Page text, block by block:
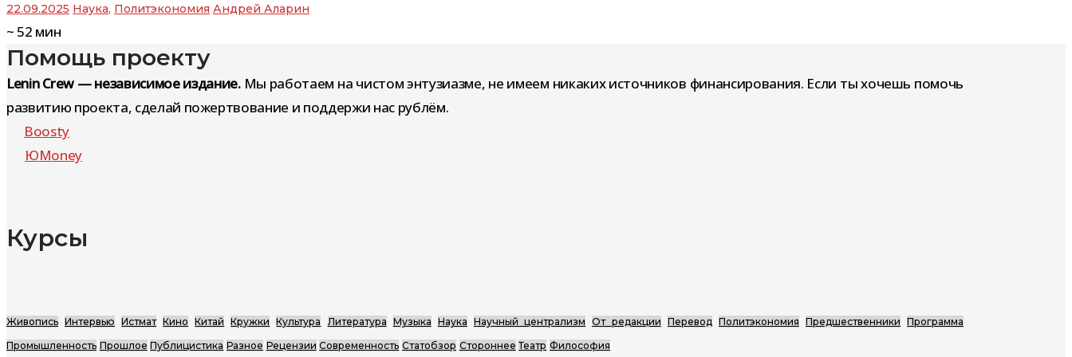
22.09.2025 Наука, Политэкономия Андрей Аларин
~ 52 мин
Помощь проекту
Lenin Crew — независимое издание.Мы работаем на чистом энтузиазме, не имеем никаких источников финансирования. Если ты хочешь помочь
развитию проекта, сделай пожертвование и поддержи нас рублём.
Boosty
ЮMoney
Курсы
Живопись Интервью Истмат Кино Китай Кружки Культура Литература Музыка Наука Научный централизм От редакции Перевод Политэкономия Предшественники
Программа
Промышленность Прошлое Публицистика Разное Рецензии Современность Статобзор Стороннее Театр Философия